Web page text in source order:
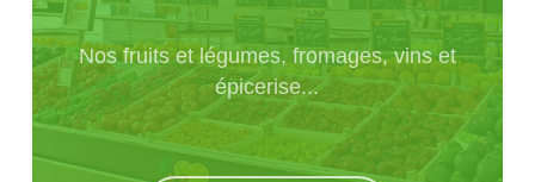
Nos fruits et légumes, fromages, vins et
épicerise...